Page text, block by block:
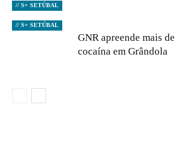
// S+ SETÚBAL
// S+ SETÚBAL
GNR apreende mais
cocaína em Grândola